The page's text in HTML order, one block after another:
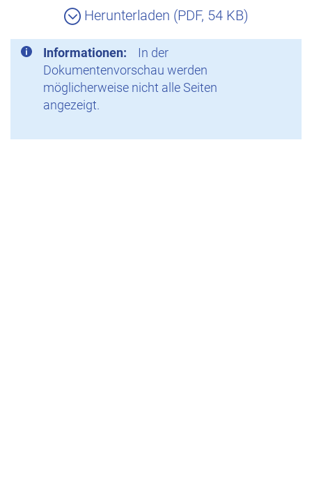
Herunterladen (PDF, 54 KB)
Informationen:
In der
Dokumentenvorschau werden
möglicherweise nicht alle Seiten
angezeigt.